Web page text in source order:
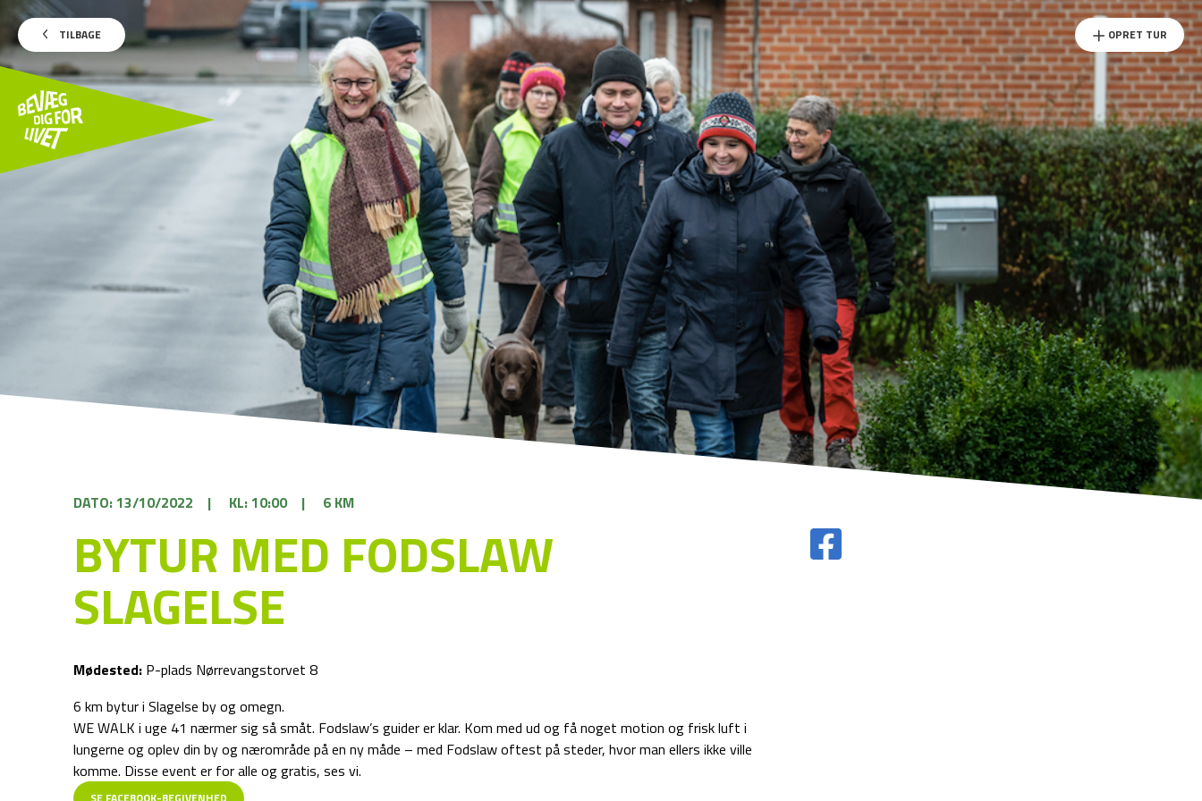
TILBAGE OPRET TUR
DATO: 13/10/2022 | KL: 10:00 | 6 KM
BYTUR MED FODSLAW
SLAGELSE
Mødested: P-plads Nørrevangstorvet 8
6 km bytur i Slagelse by og omegn.
WE WALK i uge 41 nærmer sig så småt. Fodslaw’s guider er klar. Kom med ud og få noget motion og frisk luft i
lungerne og oplev din by og nærområde på en ny måde – med Fodslaw oftest på steder, hvor man ellers ikke ville
komme. Disse event er for alle og gratis, ses vi.